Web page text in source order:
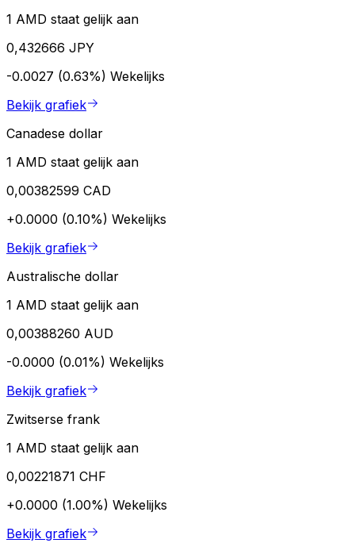
1 AMD staat gelijk aan
0,432666 JPY
-0.0027 (0.63%) Wekelijks
Bekijk grafiek
Canadese dollar
1 AMD staat gelijk aan
0,00382599 CAD
+0.0000 (0.10%) Wekelijks
Bekijk grafiek
Australische dollar
1 AMD staat gelijk aan
0,00388260 AUD
-0.0000 (0.01%) Wekelijks
Bekijk grafiek
Zwitserse frank
1 AMD staat gelijk aan
0,00221871 CHF
+0.0000 (1.00%) Wekelijks
Bekijk grafiek